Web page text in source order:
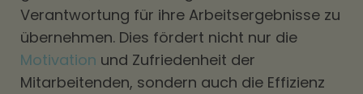
Verantwortung für ihre Arbeitsergebnisse zu
übernehmen. Dies fördert nicht nur die
Motivation und Zufriedenheit der
Mitarbeitenden, sondern auch die Effizienz